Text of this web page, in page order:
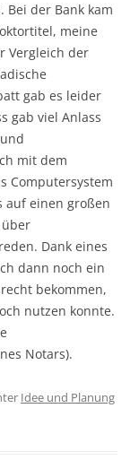
der Bank kam
meine
Vergleich der
gab es leider
gab viel Anlass
mit dem
Computersystem
auf einen großen
Dank eines
dann noch ein
bekommen,
nutzen konnte.
Notars).
Idee und Planung